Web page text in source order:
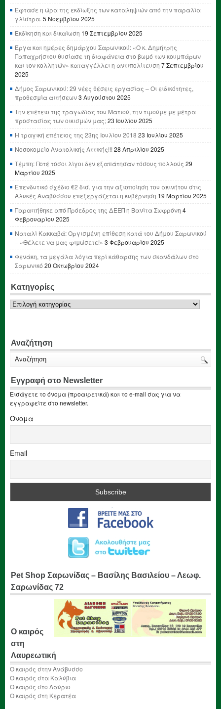
Έφτασε η ώρα της εκδίωξης των καταληψιών από την παραλία
γλίστρα. 5 Νοεμβρίου 2025
Εκδίκηση και δικαίωση 19 Σεπτεμβρίου 2025
Έργα και ημέρες δημάρχου Σαρωνικού: «Ο κ. Δημήτρης
Παπαχρήστου θυσίασε τη διαφάνεια στο βωμό των κουμπάρων
και τον κολλητών» καταγγέλλει η αντιπολίτευση 7 Σεπτεμβρίου
2025
Δήμος Σαρωνικού: 29 νέες θέσεις εργασίας – Οι ειδικότητες,
προθεσμία αιτήσεων3 Αυγούστου 2025
Την επέτειο της τραγωδίας του Ματιού, την τιμούμε με μέτρα
προστασίας των οικισμών μας;23 Ιουλίου 2025
Η τραγική επέτειος της 23ης Ιουλίου 2018 23 Ιουλίου 2025
Νοσοκομείο Ανατολικής Αττικής!!! 28 Απριλίου 2025
Τέμπη: Ποτέ τόσοι λίγοι δεν εξαπάτησαν τόσους πολλούς 29
Μαρτίου 2025
Επενδυτικό σχέδιο €2 δισ. για την αξιοποίηση του ακινήτου στις
Αλυκές Αναβύσσου επεξεργάζεται η κυβέρνηση 19 Μαρτίου 2025
Παραιτήθηκε από Πρόεδρος της ΔΕΕΠ η Βανίτα Σωφρόνη 4
Φεβρουαρίου 2025
Ναταλί Κακκαβά: Οργισμένη επίθεση κατά του Δήμου Σαρωνικού
– «Θέλετε να μας φιμώσετε!» 3 Φεβρουαρίου 2025
Φενάκη, τα μεγάλα λόγια περί κάθαρσης των σκανδάλων στο
Σαρωνικό 20 Οκτωβρίου 2024
Κατηγορίες
Κατηγορίες
Αναζήτηση
Εγγραφή στο Newsletter
Εισάγετε το όνομα (προαιρετικά) και το e-mail σας για να
εγγραφείτε στο newsletter.
Όνομα
Email
Pet Shop Σαρωνίδας – Βασίλης Βασιλείου – Λεωφ.
Σαρωνίδας 72
Ο καιρός
στη
Λαυρεωτική
Ο καιρός στην Ανάβυσσο
Ο καιρός στα Καλύβια
Ο καιρός στο Λαύριο
Ο καιρός στη Κερατέα